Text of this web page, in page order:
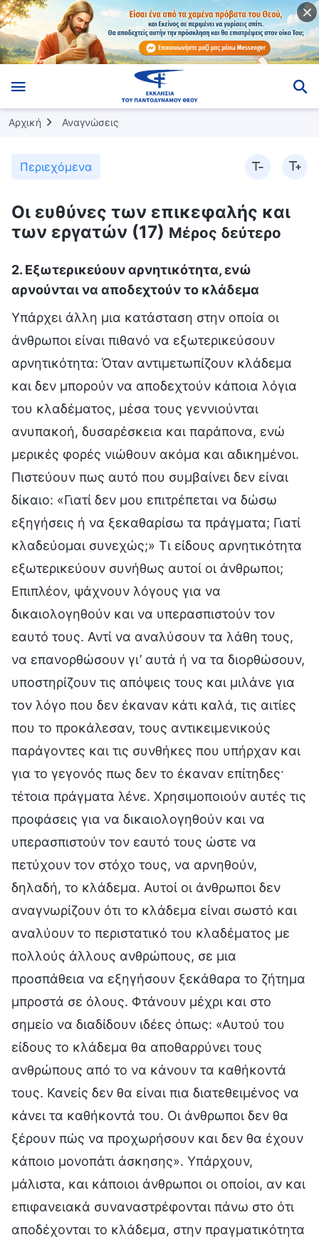
Αρχική Αναγνώσεις
Περιεχόμενα
Οι ευθύνες των επικεφαλής και
των εργατών (17) Μέρος δεύτερο
2. Εξωτερικεύουν αρνητικότητα, ενώ
αρνούνται να αποδεχτούν το κλάδεμα
Υπάρχει άλλη μια κατάσταση στην οποία οι
άνθρωποι είναι πιθανό να εξωτερικεύσουν
αρνητικότητα: Όταν αντιμετωπίζουν κλάδεμα
και δεν μπορούν να αποδεχτούν κάποια λόγια
του κλαδέματος, μέσα τους γεννιούνται
ανυπακοή, δυσαρέσκεια και παράπονα, ενώ
μερικές φορές νιώθουν ακόμα και αδικημένοι.
Πιστεύουν πως αυτό που συμβαίνει δεν είναι
δίκαιο: «Γιατί δεν μου επιτρέπεται να δώσω
εξηγήσεις ή να ξεκαθαρίσω τα πράγματα; Γιατί
κλαδεύομαι συνεχώς;» Τι είδους αρνητικότητα
εξωτερικεύουν συνήθως αυτοί οι άνθρωποι;
Επιπλέον, ψάχνουν λόγους για να
δικαιολογηθούν και να υπερασπιστούν τον
εαυτό τους. Αντί να αναλύσουν τα λάθη τους,
να επανορθώσουν γι’ αυτά ή να τα διορθώσουν,
υποστηρίζουν τις απόψεις τους και μιλάνε για
τον λόγο που δεν έκαναν κάτι καλά, τις αιτίες
που το προκάλεσαν, τους αντικειμενικούς
παράγοντες και τις συνθήκες που υπήρχαν και
για το γεγονός πως δεν το έκαναν επίτηδες·
τέτοια πράγματα λένε. Χρησιμοποιούν αυτές τις
προφάσεις για να δικαιολογηθούν και να
υπερασπιστούν τον εαυτό τους ώστε να
πετύχουν τον στόχο τους, να αρνηθούν,
δηλαδή, το κλάδεμα. Αυτοί οι άνθρωποι δεν
αναγνωρίζουν ότι το κλάδεμα είναι σωστό και
αναλύουν το περιστατικό του κλαδέματος με
πολλούς άλλους ανθρώπους, σε μια
προσπάθεια να εξηγήσουν ξεκάθαρα το ζήτημα
μπροστά σε όλους. Φτάνουν μέχρι και στο
σημείο να διαδίδουν ιδέες όπως: «Αυτού του
είδους το κλάδεμα θα αποθαρρύνει τους
ανθρώπους από το να κάνουν τα καθήκοντά
τους. Κανείς δεν θα είναι πια διατεθειμένος να
κάνει τα καθήκοντά του. Οι άνθρωποι δεν θα
ξέρουν πώς να προχωρήσουν και δεν θα έχουν
κάποιο μονοπάτι άσκησης». Υπάρχουν,
μάλιστα, και κάποιοι άνθρωποι οι οποίοι, αν και
επιφανειακά συναναστρέφονται πάνω στο ότι
αποδέχονται το κλάδεμα, στην πραγματικότητα